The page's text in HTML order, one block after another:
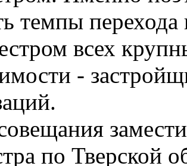
темпы перехода
всех
-
по Тверской